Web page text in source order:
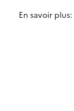
En savoir plus: